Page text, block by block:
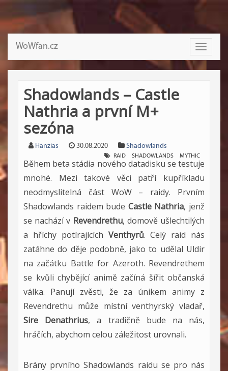
Toggle
WoWfan.cz
Shadowlands – Castle
Nathria a první M+
sezóna
Hanzias 30.08.2020 Shadowlands
RAID SHADOWLANDS MYTHIC
Během beta stádia nového datadisku se testuje
mnohé. Mezi takové věci patří kupříkladu
neodmyslitelná část WoW – raidy. Prvním
Shadowlands raidem bude Castle Nathria, jenž
se nachází v Revendrethu, domově ušlechtilých
a hříchy potírajících Venthyrů. Celý raid nás
zatáhne do děje podobně, jako to udělal Uldir
na začátku Battle for Azeroth. Revendrethem
se kvůli chybějící animě začíná šířit občanská
válka. Panují zvěsti, že za únikem animy z
Revendrethu může místní venthyrský vladař,
Sire Denathrius, a tradičně bude na nás,
hráčích, abychom celou záležitost urovnali.
Brány prvního Shadowlands raidu se pro nás